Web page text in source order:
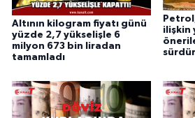
Altının kilogram fiyatı günü
yüzde 2,7 yükselişle 6
milyon 673 bin liradan
tamamladı
ilişkin